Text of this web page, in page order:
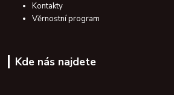
Kontakty
Věrnostní program
Kde nás najdete